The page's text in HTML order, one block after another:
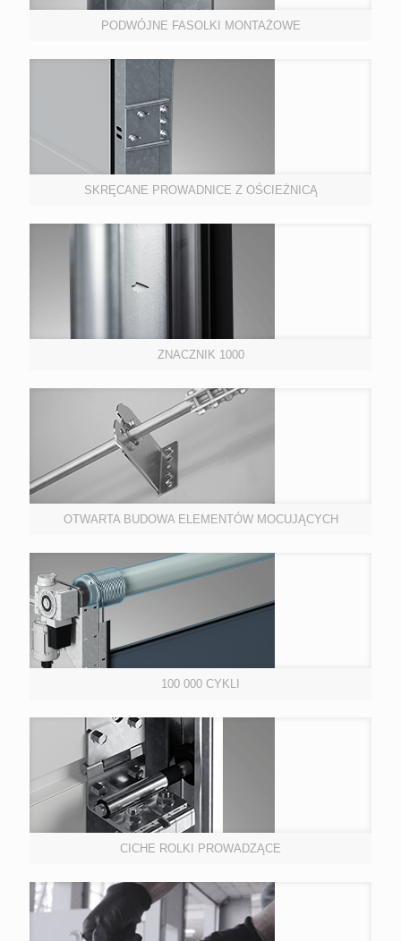
PODWÓJNE FASOLKI MONTAŻOWE
SKRĘCANE PROWADNICE Z OŚCIEŻNICĄ
ZNACZNIK 1000
OTWARTA BUDOWA ELEMENTÓW MOCUJĄCYCH
100 000 CYKLI
CICHE ROLKI PROWADZĄCE